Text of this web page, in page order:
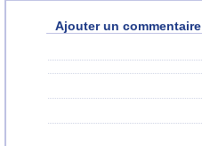
Ajouter un commentaire